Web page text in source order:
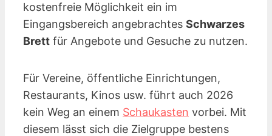
kostenfreie Möglichkeit ein im
Eingangsbereich angebrachtes Schwarzes
Brett für Angebote und Gesuche zu nutzen.
Für Vereine, öffentliche Einrichtungen,
Restaurants, Kinos usw. führt auch 2026
kein Weg an einem Schaukasten vorbei. Mit
diesem lässt sich die Zielgruppe bestens